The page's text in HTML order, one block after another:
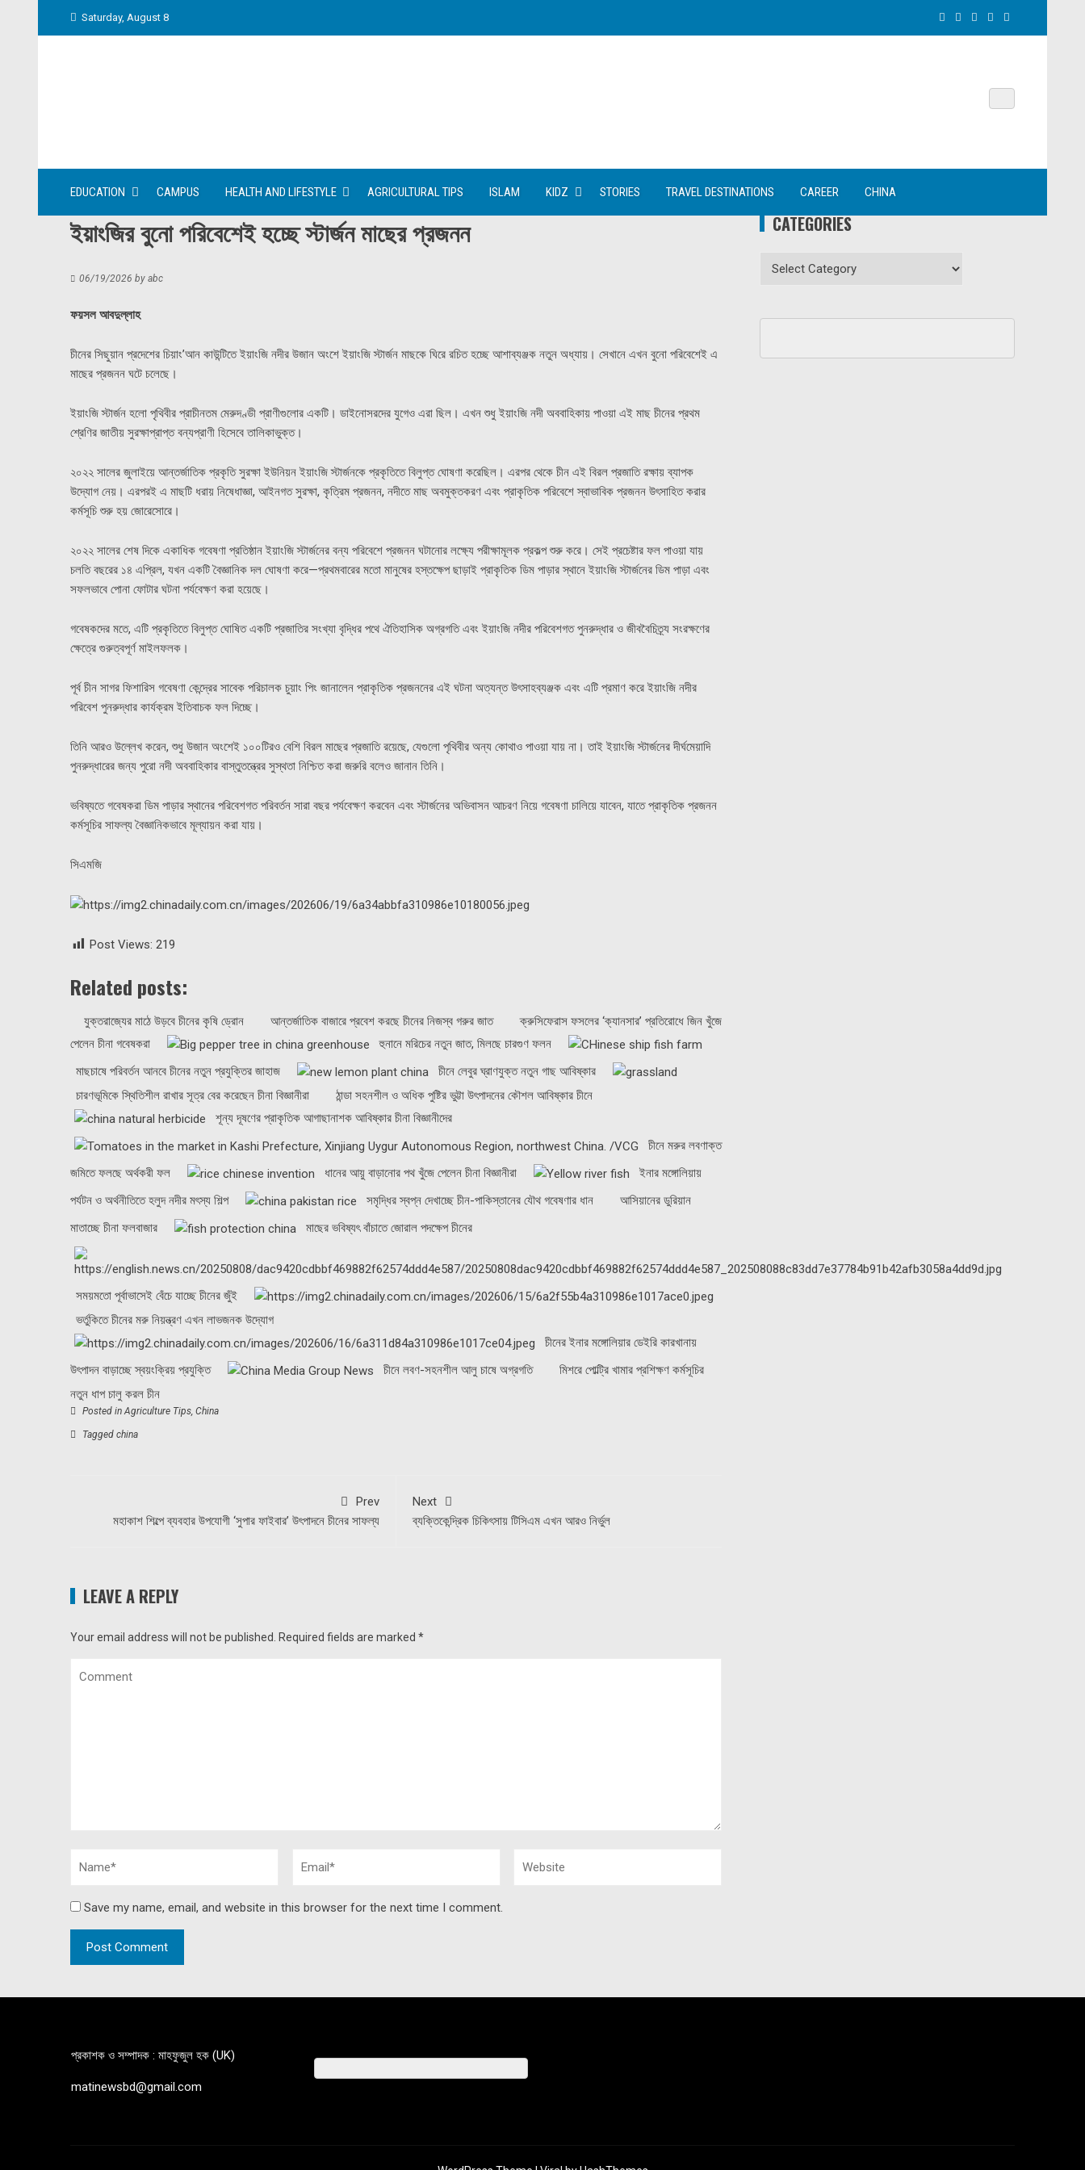
Saturday, August 8
EDUCATION CAMPUS HEALTH AND LIFESTYLE AGRICULTURAL TIPS ISLAM KIDZ STORIES TRAVEL DESTINATIONS CAREER CHINA
ইয়াংজির বুনো পরিবেশেই হচ্ছে স্টার্জন মাছের প্রজনন
06/19/2026 by abc
ফয়সল আবদুল্লাহ
চীনের সিছুয়ান প্রদেশের চিয়াং’আন কাউন্টিতে ইয়াংজি নদীর উজান অংশে ইয়াংজি স্টার্জন মাছকে ঘিরে রচিত হচ্ছে আশাব্যঞ্জক নতুন অধ্যায়। সেখানে এখন বুনো পরিবেশেই এ
মাছের প্রজনন ঘটে চলেছে।
ইয়াংজি স্টার্জন হলো পৃথিবীর প্রাচীনতম মেরুদণ্ডী প্রাণীগুলোর একটি। ডাইনোসরদের যুগেও এরা ছিল। এখন শুধু ইয়াংজি নদী অববাহিকায় পাওয়া এই মাছ চীনের প্রথম
শ্রেণির জাতীয় সুরক্ষাপ্রাপ্ত বন্যপ্রাণী হিসেবে তালিকাভুক্ত।
২০২২ সালের জুলাইয়ে আন্তর্জাতিক প্রকৃতি সুরক্ষা ইউনিয়ন ইয়াংজি স্টার্জনকে প্রকৃতিতে বিলুপ্ত ঘোষণা করেছিল। এরপর থেকে চীন এই বিরল প্রজাতি রক্ষায় ব্যাপক
উদ্যোগ নেয়। এরপরই এ মাছটি ধরায় নিষেধাজ্ঞা, আইনগত সুরক্ষা, কৃত্রিম প্রজনন, নদীতে মাছ অবমুক্তকরণ এবং প্রাকৃতিক পরিবেশে স্বাভাবিক প্রজনন উৎসাহিত করার
কর্মসূচি শুরু হয় জোরেসোরে।
২০২২ সালের শেষ দিকে একাধিক গবেষণা প্রতিষ্ঠান ইয়াংজি স্টার্জনের বন্য পরিবেশে প্রজনন ঘটানোর লক্ষ্যে পরীক্ষামূলক প্রকল্প শুরু করে। সেই প্রচেষ্টার ফল পাওয়া যায়
চলতি বছরের ১৪ এপ্রিল, যখন একটি বৈজ্ঞানিক দল ঘোষণা করে—প্রথমবারের মতো মানুষের হস্তক্ষেপ ছাড়াই প্রাকৃতিক ডিম পাড়ার স্থানে ইয়াংজি স্টার্জনের ডিম পাড়া এবং
সফলভাবে পোনা ফোটার ঘটনা পর্যবেক্ষণ করা হয়েছে।
গবেষকদের মতে, এটি প্রকৃতিতে বিলুপ্ত ঘোষিত একটি প্রজাতির সংখ্যা বৃদ্ধির পথে ঐতিহাসিক অগ্রগতি এবং ইয়াংজি নদীর পরিবেশগত পুনরুদ্ধার ও জীববৈচিত্র্য সংরক্ষণের
ক্ষেত্রে গুরুত্বপূর্ণ মাইলফলক।
পূর্ব চীন সাগর ফিশারিস গবেষণা কেন্দ্রের সাবেক পরিচালক চুয়াং পিং জানালেন প্রাকৃতিক প্রজননের এই ঘটনা অত্যন্ত উৎসাহব্যঞ্জক এবং এটি প্রমাণ করে ইয়াংজি নদীর
পরিবেশ পুনরুদ্ধার কার্যক্রম ইতিবাচক ফল দিচ্ছে।
তিনি আরও উল্লেখ করেন, শুধু উজান অংশেই ১০০টিরও বেশি বিরল মাছের প্রজাতি রয়েছে, যেগুলো পৃথিবীর অন্য কোথাও পাওয়া যায় না। তাই ইয়াংজি স্টার্জনের দীর্ঘমেয়াদি
পুনরুদ্ধারের জন্য পুরো নদী অববাহিকার বাস্তুতন্ত্রের সুস্থতা নিশ্চিত করা জরুরি বলেও জানান তিনি।
ভবিষ্যতে গবেষকরা ডিম পাড়ার স্থানের পরিবেশগত পরিবর্তন সারা বছর পর্যবেক্ষণ করবেন এবং স্টার্জনের অভিবাসন আচরণ নিয়ে গবেষণা চালিয়ে যাবেন, যাতে প্রাকৃতিক প্রজনন
কর্মসূচির সাফল্য বৈজ্ঞানিকভাবে মূল্যায়ন করা যায়।
সিএমজি
Post Views: 219
Related posts:
যুক্তরাজ্যের মাঠে উড়বে চীনের কৃষি ড্রোন আন্তর্জাতিক বাজারে প্রবেশ করছে চীনের নিজস্ব গরুর জাত
ক্রুসিফেরাস ফসলের ‘ক্যানসার’ প্রতিরোধে জিন খুঁজে
পেলেন চীনা গবেষকরা
হুনানে মরিচের নতুন জাত, মিলছে চারগুণ ফলন
মাছচাষে পরিবর্তন আনবে চীনের নতুন প্রযুক্তির জাহাজ
চীনে লেবুর ঘ্রাণযুক্ত নতুন গাছ আবিষ্কার
চারণভূমিকে স্থিতিশীল রাখার সূত্র বের করেছেন চীনা বিজ্ঞানীরা
ঠান্ডা সহনশীল ও অধিক পুষ্টির ভুট্টা উৎপাদনের কৌশল আবিষ্কার চীনে
শূন্য দূষণের প্রাকৃতিক আগাছানাশক আবিষ্কার চীনা বিজ্ঞানীদের
চীনে মরুর লবণাক্ত
জমিতে ফলছে অর্থকরী ফল
ধানের আয়ু বাড়ানোর পথ খুঁজে পেলেন চীনা বিজ্ঞানীরা
ইনার মঙ্গোলিয়ায়
পর্যটন ও অর্থনীতিতে হলুদ নদীর মৎস্য শিল্প
সমৃদ্ধির স্বপ্ন দেখাচ্ছে চীন-পাকিস্তানের যৌথ গবেষণার ধান
আসিয়ানের ডুরিয়ান
মাতাচ্ছে চীনা ফলবাজার
মাছের ভবিষ্যৎ বাঁচাতে জোরাল পদক্ষেপ চীনের
সময়মতো পূর্বাভাসেই বেঁচে যাচ্ছে চীনের জুঁই
ভর্তুকিতে চীনের মরু নিয়ন্ত্রণ এখন লাভজনক উদ্যোগ
চীনের ইনার মঙ্গোলিয়ার ডেইরি কারখানায়
উৎপাদন বাড়াচ্ছে স্বয়ংক্রিয় প্রযুক্তি
চীনে লবণ-সহনশীল আলু চাষে অগ্রগতি
মিশরে পোল্ট্রি খামার প্রশিক্ষণ কর্মসূচির
নতুন ধাপ চালু করল চীন
Posted inAgriculture Tips, China
Tagged china
Prev
মহাকাশ শিল্পে ব্যবহার উপযোগী ‘সুপার ফাইবার’ উৎপাদনে চীনের সাফল্য
Next
ব্যক্তিকেন্দ্রিক চিকিৎসায় টিসিএম এখন আরও নির্ভুল
LEAVE A REPLY
Your email address will not be published. Required fields are marked *
Save my name, email, and website in this browser for the next time I comment.
CATEGORIES
Categories
প্রকাশক ও সম্পাদক : মাহফুজুল হক (UK)
matinewsbd@gmail.com